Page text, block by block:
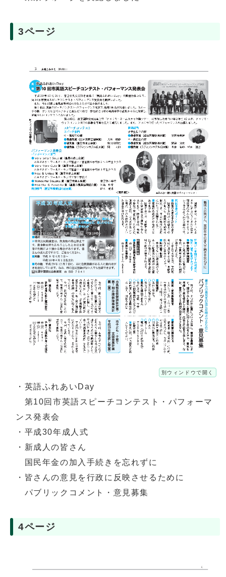
3ページ
別ウィンドウで開く
・英語ふれあいDay
第10回市英語スピーチコンテスト・パフォーマ
ンス発表会
・平成30年成人式
・新成人の皆さん
国民年金の加入手続きを忘れずに
・皆さんの意見を行政に反映させるために
パブリックコメント・意見募集
4ページ